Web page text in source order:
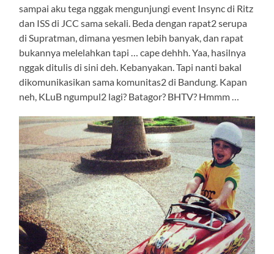
sampai aku tega nggak mengunjungi event Insync di Ritz
dan ISS di JCC sama sekali. Beda dengan rapat2 serupa
di Supratman, dimana yesmen lebih banyak, dan rapat
bukannya melelahkan tapi … cape dehhh. Yaa, hasilnya
nggak ditulis di sini deh. Kebanyakan. Tapi nanti bakal
dikomunikasikan sama komunitas2 di Bandung. Kapan
neh, KLuB ngumpul2 lagi? Batagor? BHTV? Hmmm …